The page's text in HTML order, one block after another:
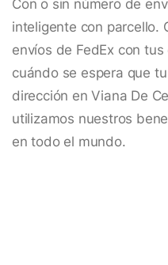
Con o sin número de
inteligente con parcello.
envíos de FedEx con
cuándo se espera que
dirección en Viana De
utilizamos nuestros
en todo el mundo.